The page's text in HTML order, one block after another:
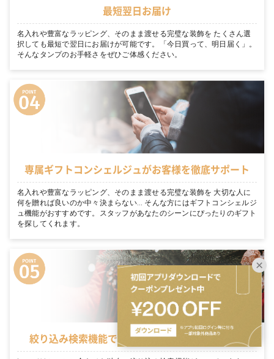
最短翌日お届け
名入れや豊富なラッピング、そのまま渡せる完璧な装飾を たくさん選
択しても最短で翌日にお届けが可能です。「今日買って、明日届く」。
そんなタンプのお手軽さをぜひご体感ください。
専属ギフトコンシェルジュがお客様を徹底サポート
名入れや豊富なラッピング、そのまま渡せる完璧な装飾を 大切な人に
何を贈れば良いのか中々決まらない… そんな方にはギフトコンシェルジ
ュ機能がおすすめです。スタッフがあなたのシーンにぴったりのギフト
を探してくれます。
絞り込み検索機能でシーンに適切なギフトを表示